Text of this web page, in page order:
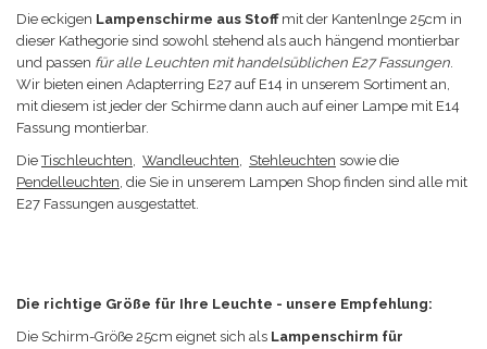
Die eckigen Lampenschirme aus Stoffmit der Kantenlnge 25cm in
dieser Kathegorie sind sowohl stehend als auch hängend montierbar
und passen für alle Leuchten mit handelsüblichen E27 Fassungen.
Wir bieten einen Adapterring E27 auf E14 in unserem Sortiment an,
mit diesem ist jeder der Schirme dann auch auf einer Lampe mit E14
Fassung montierbar.
DieTischleuchten, Wandleuchten, Stehleuchten sowie die
Pendelleuchten, die Sie in unserem Lampen Shop finden sind alle mit
E27 Fassungen ausgestattet.
Die richtige Größe für Ihre Leuchte - unsere Empfehlung:
Die Schirm-Größe 25cm eignet sich als Lampenschirm für